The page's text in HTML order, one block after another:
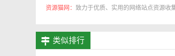
资源猫网： 致力于优质、实用的网络站点资源收
类似排行